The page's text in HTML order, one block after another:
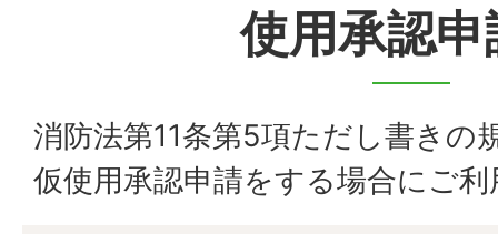
使用承認申
消防法第11条第5項ただし書きの
仮使用承認申請をする場合にご